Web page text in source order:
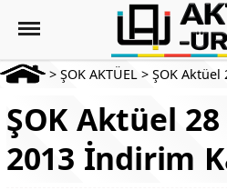
> ŞOK AKTÜEL > ŞOK Aktüel
ŞOK Aktüel
2013 İndirim